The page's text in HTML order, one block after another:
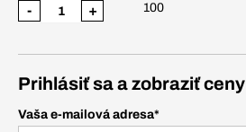
100
- +
Prihlásiť sa a zobraziť ceny
Vaša e-mailová adresa*